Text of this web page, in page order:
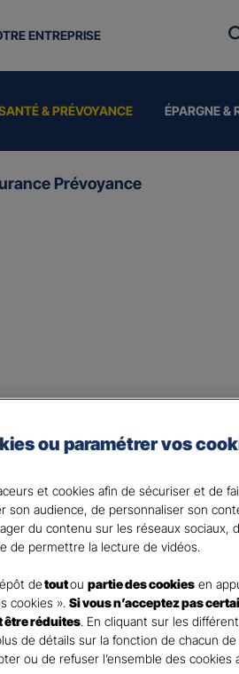
& PRÉVOYANCE ÉPARGNE &
ENTREPRISE
Prévoyance
vos proches en cas
en cas de coup dur fait
répondre à toutes vos
ou paramétrer vos
et cookies afin de sécuriser et de
audience, de personnaliser son
du contenu sur les réseaux sociaux,
de permettre la lecture de vidéos.
detoutou partie des cookies en
cookies ». Si vous n’acceptez pas
être réduites. En cliquant sur les
de détails sur la fonction de chacun
ou de refuser l’ensemble des cookies